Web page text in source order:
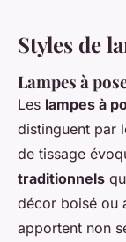
Styles de
Lampes à
Les lampes à
distinguent par
de tissage
traditionnels
décor boisé ou
apportent non